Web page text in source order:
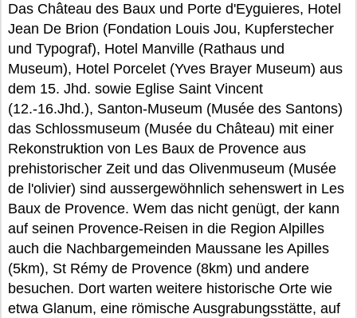
Das Château des Baux und Porte d'Eyguieres, Hotel
Jean De Brion (Fondation Louis Jou, Kupferstecher
und Typograf), Hotel Manville (Rathaus und
Museum), Hotel Porcelet (Yves Brayer Museum) aus
dem 15. Jhd. sowie Eglise Saint Vincent
(12.-16.Jhd.), Santon-Museum (Musée des Santons)
das Schlossmuseum (Musée du Château) mit einer
Rekonstruktion von Les Baux de Provence aus
prehistorischer Zeit und das Olivenmuseum (Musée
de l'olivier) sind aussergewöhnlich sehenswert in Les
Baux de Provence. Wem das nicht genügt, der kann
auf seinen Provence-Reisen in die Region Alpilles
auch die Nachbargemeinden Maussane les Apilles
(5km), St Rémy de Provence (8km) und andere
besuchen. Dort warten weitere historische Orte wie
etwa Glanum, eine römische Ausgrabungsstätte, auf